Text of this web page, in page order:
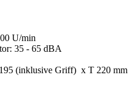
U/min
35 - 65 dBA
(inklusive Griff) x T 220 mm